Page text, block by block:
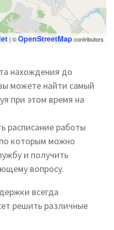
| ©OpenStreetMap contributors
нахождения до
можете найти самый
при этом время на
расписание работы
которым можно
и получить
вопросу.
всегда
решить различные